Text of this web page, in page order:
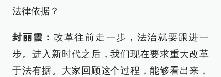
法律依据？
封丽霞：改革往前走一步，法治就要跟进一
步。进入新时代之后，我们现在要求重大改革
于法有据。大家回顾这个过程，能够看出来，